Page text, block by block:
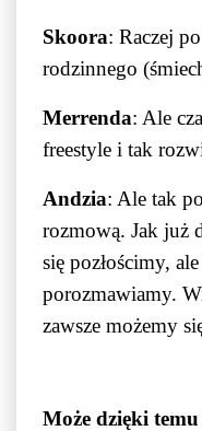
Skoora: Raczej
rodzinnego
Merrenda: Ale
freestyle i tak
Andzia: Ale tak
rozmową. Jak już
się pozłościmy,
porozmawiamy.
zawsze możemy
Może dzięki temu